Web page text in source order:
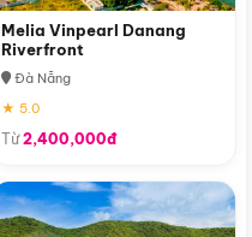
Melia Vinpearl Danang
Riverfront
Đà Nẵng
★ 5.0
Từ2,400,000đ